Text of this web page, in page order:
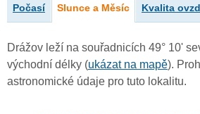
Počasí Slunce a Měsíc Kvalita
Drážov leží na souřadnicích 49° 10'
východní délky (ukázat na mapě).
astronomické údaje pro tuto lokalitu.